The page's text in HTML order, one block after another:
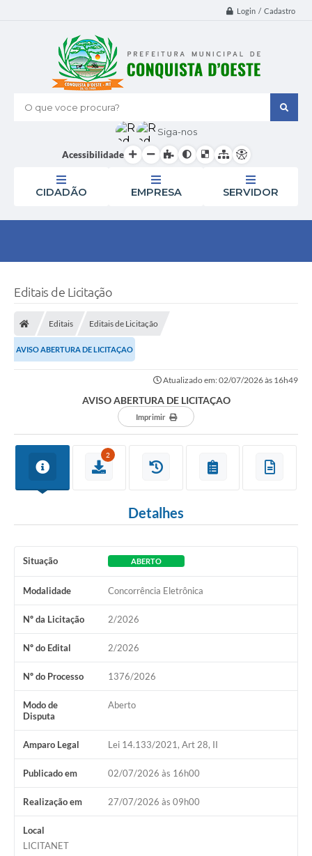
Login / Cadastro
O que voce procura?
Siga-nos
Acessibilidade
CIDADÃO EMPRESA SERVIDOR
Editais de Licitação
Editais Editais de Licitação
AVISO ABERTURA DE LICITAÇAO
Atualizado em: 02/07/2026 às 16h49
AVISO ABERTURA DE LICITAÇAO
Imprimir
2
Detalhes
Situação ABERTO
Modalidade Concorrência Eletrônica
Nº da Licitação 2/2026
Nº do Edital 2/2026
Nº do Processo 1376/2026
Modo de
Disputa
Aberto
Amparo Legal Lei 14.133/2021, Art 28, II
Publicado em 02/07/2026 às 16h00
Realização em 27/07/2026 às 09h00
Local
LICITANET